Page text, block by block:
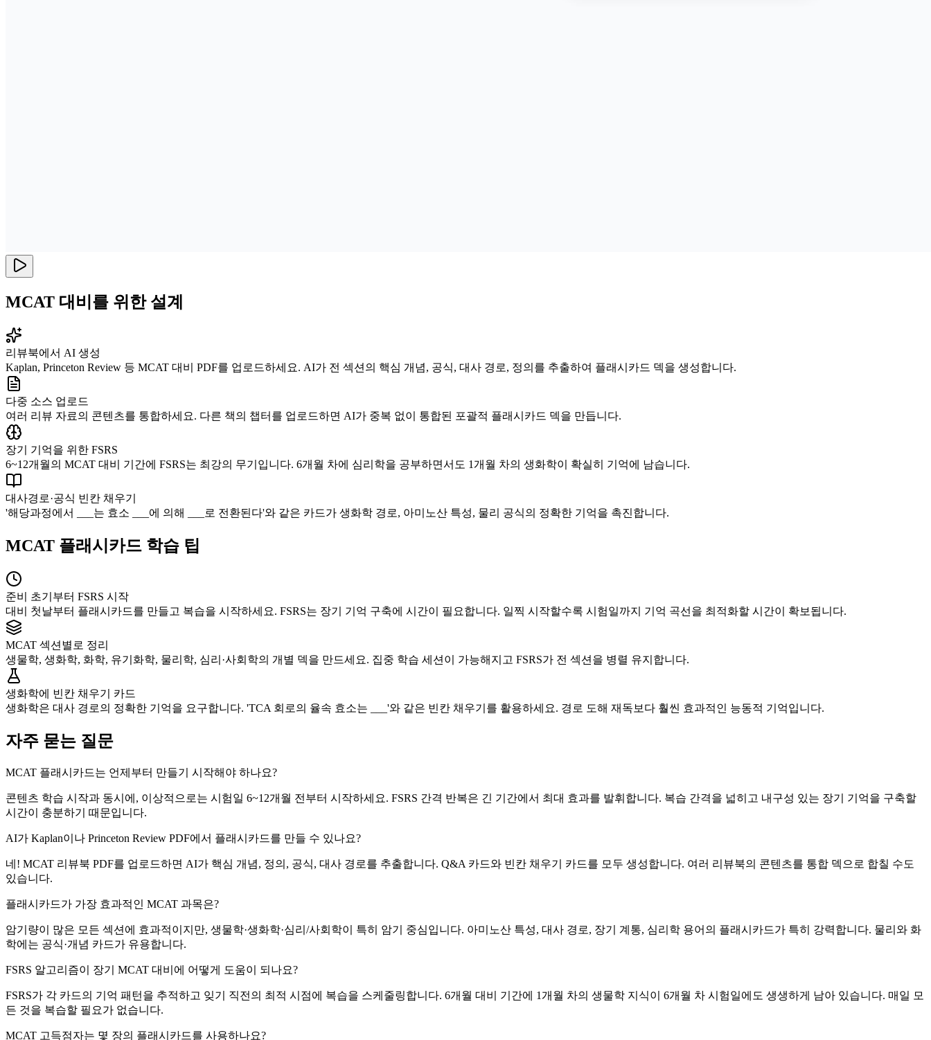
MCAT 대비를 위한 설계
리뷰북에서 AI 생성
Kaplan, Princeton Review 등 MCAT 대비 PDF를 업로드하세요. AI가 전 섹션의 핵심 개념, 공식, 대사 경로, 정의를 추출하여 플래시카드 덱을 생성합니다.
다중 소스 업로드
여러 리뷰 자료의 콘텐츠를 통합하세요. 다른 책의 챕터를 업로드하면 AI가 중복 없이 통합된 포괄적 플래시카드 덱을 만듭니다.
장기 기억을 위한 FSRS
6~12개월의 MCAT 대비 기간에 FSRS는 최강의 무기입니다. 6개월 차에 심리학을 공부하면서도 1개월 차의 생화학이 확실히 기억에 남습니다.
대사경로·공식 빈칸 채우기
'해당과정에서 ___는 효소 ___에 의해 ___로 전환된다'와 같은 카드가 생화학 경로, 아미노산 특성, 물리 공식의 정확한 기억을 촉진합니다.
MCAT 플래시카드 학습 팁
준비 초기부터 FSRS 시작
대비 첫날부터 플래시카드를 만들고 복습을 시작하세요. FSRS는 장기 기억 구축에 시간이 필요합니다. 일찍 시작할수록 시험일까지 기억 곡선을 최적화할 시간이 확보됩니다.
MCAT 섹션별로 정리
생물학, 생화학, 화학, 유기화학, 물리학, 심리·사회학의 개별 덱을 만드세요. 집중 학습 세션이 가능해지고 FSRS가 전 섹션을 병렬 유지합니다.
생화학에 빈칸 채우기 카드
생화학은 대사 경로의 정확한 기억을 요구합니다. 'TCA 회로의 율속 효소는 ___'와 같은 빈칸 채우기를 활용하세요. 경로 도해 재독보다 훨씬 효과적인 능동적 기억입니다.
자주 묻는 질문
MCAT 플래시카드는 언제부터 만들기 시작해야 하나요?
콘텐츠 학습 시작과 동시에, 이상적으로는 시험일 6~12개월 전부터 시작하세요. FSRS 간격 반복은 긴 기간에서 최대 효과를 발휘합니다. 복습 간격을 넓히고 내구성 있는 장기 기억을 구축할
시간이 충분하기 때문입니다.
AI가 Kaplan이나 Princeton Review PDF에서 플래시카드를 만들 수 있나요?
네! MCAT 리뷰북 PDF를 업로드하면 AI가 핵심 개념, 정의, 공식, 대사 경로를 추출합니다. Q&A 카드와 빈칸 채우기 카드를 모두 생성합니다. 여러 리뷰북의 콘텐츠를 통합 덱으로 합칠 수도
있습니다.
플래시카드가 가장 효과적인 MCAT 과목은?
암기량이 많은 모든 섹션에 효과적이지만, 생물학·생화학·심리/사회학이 특히 암기 중심입니다. 아미노산 특성, 대사 경로, 장기 계통, 심리학 용어의 플래시카드가 특히 강력합니다. 물리와 화
학에는 공식·개념 카드가 유용합니다.
FSRS 알고리즘이 장기 MCAT 대비에 어떻게 도움이 되나요?
FSRS가 각 카드의 기억 패턴을 추적하고 잊기 직전의 최적 시점에 복습을 스케줄링합니다. 6개월 대비 기간에 1개월 차의 생물학 지식이 6개월 차 시험일에도 생생하게 남아 있습니다. 매일 모
든 것을 복습할 필요가 없습니다.
MCAT 고득점자는 몇 장의 플래시카드를 사용하나요?